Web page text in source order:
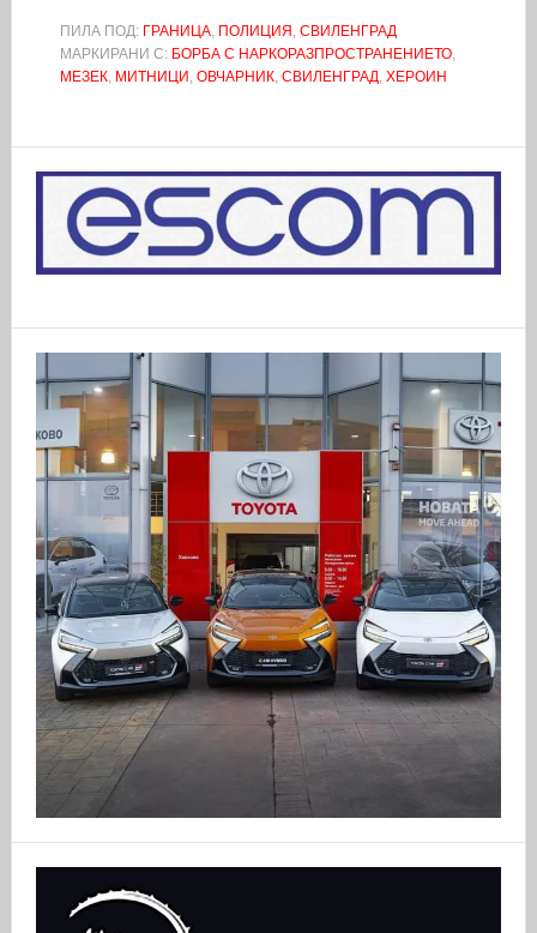
ПИЛА ПОД: ГРАНИЦА, ПОЛИЦИЯ , СВИЛЕНГРАД
МАРКИРАНИ С: БОРБА С НАРКОРАЗПРОСТРАНЕНИЕТО,
МЕЗЕК, МИТНИЦИ , ОВЧАРНИК, СВИЛЕНГРАД, ХЕРОИН